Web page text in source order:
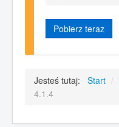
Pobierz teraz
Jesteś tutaj: Start /
4.1.4